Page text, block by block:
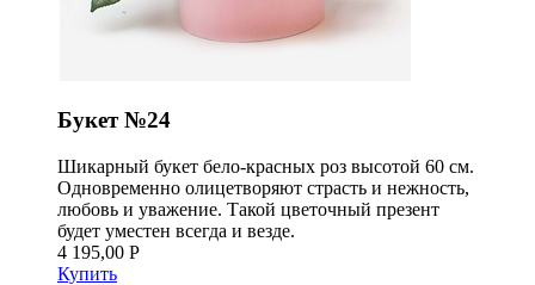
Букет №24
Шикарный букет бело-красных роз высотой 60 см.
Одновременно олицетворяют страсть и нежность,
любовь и уважение. Такой цветочный презент
будет уместен всегда и везде.
4 195,00 Р
Купить